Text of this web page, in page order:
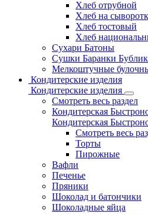
Хлеб отрубной
Хлеб на
Хлеб тостовый
Хлеб
Сухари Батоны
Сушки Баранки
Мелкоштучные
Кондитерские изделия
Кондитерские изделия
Смотреть весь раздел
Кондитерская
Кондитерская
Смотреть весь
Торты
Пирожные
Вафли
Печенье
Пряники
Шоколад и батончики
Шоколадные яйца